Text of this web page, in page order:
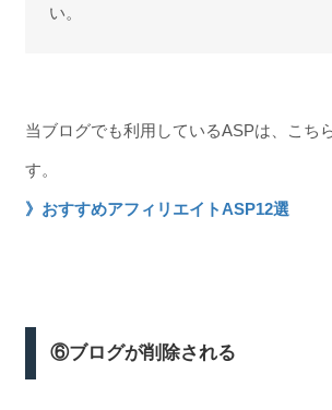
い。
当ブログでも利用しているASPは、こち
す。
》おすすめアフィリエイトASP12選
⑥ブログが削除される